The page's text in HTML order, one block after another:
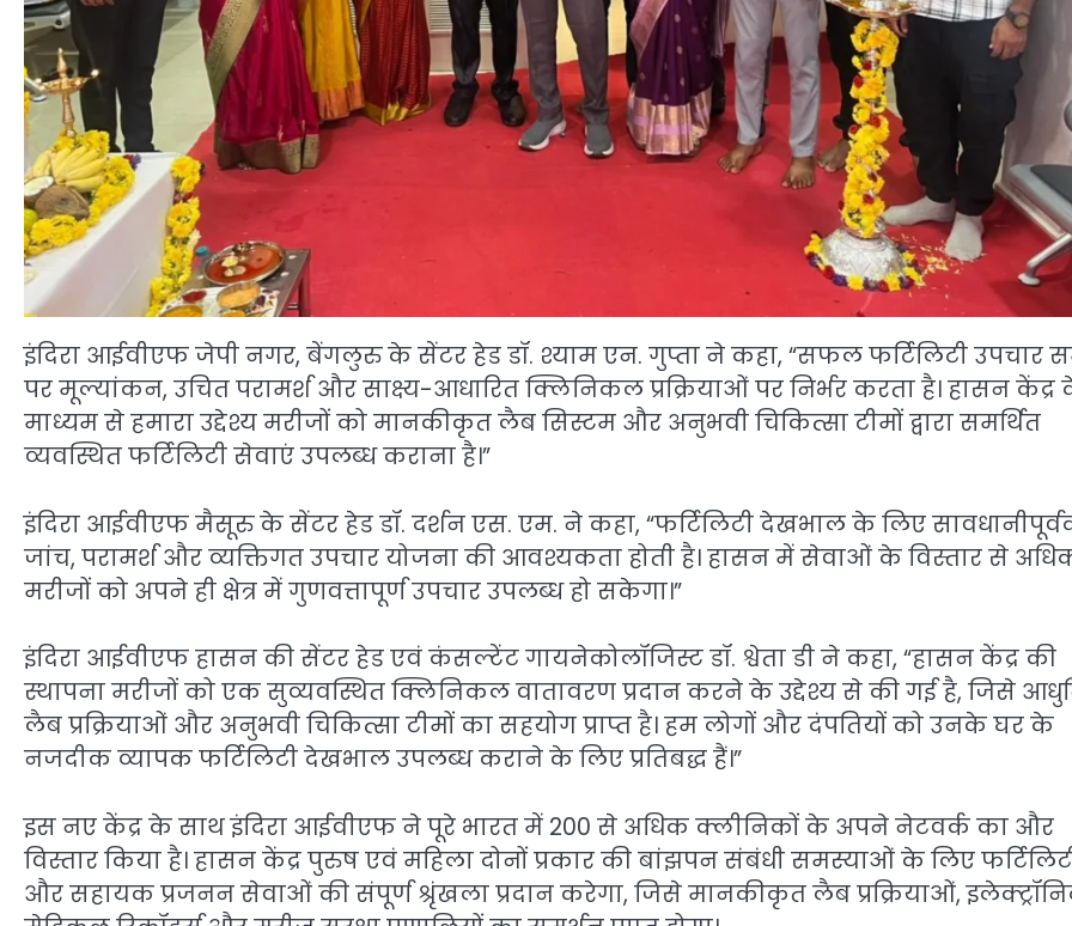
इंदिरा आईवीएफ जेपी नगर, बेंगलुरु के सेंटर हेड डॉ. श्याम एन. गुप्ता ने कहा, “सफल फर्टिलिटी उपचार
पर मूल्यांकन, उचित परामर्श और साक्ष्य-आधारित क्लिनिकल प्रक्रियाओं पर निर्भर करता है। हासन केंद्र
माध्यम से हमारा उद्देश्य मरीजों को मानकीकृत लैब सिस्टम और अनुभवी चिकित्सा टीमों द्वारा समर्थित
व्यवस्थित फर्टिलिटी सेवाएं उपलब्ध कराना है।”
इंदिरा आईवीएफ मैसूरु के सेंटर हेड डॉ. दर्शन एस. एम. ने कहा, “फर्टिलिटी देखभाल के लिए
जांच, परामर्श और व्यक्तिगत उपचार योजना की आवश्यकता होती है। हासन में सेवाओं के विस्तार से
मरीजों को अपने ही क्षेत्र में गुणवत्तापूर्ण उपचार उपलब्ध हो सकेगा।”
इंदिरा आईवीएफ हासन की सेंटर हेड एवं कंसल्टेंट गायनेकोलॉजिस्ट डॉ. श्वेता डी ने कहा, “हासन केंद्र की
स्थापना मरीजों को एक सुव्यवस्थित क्लिनिकल वातावरण प्रदान करने के उद्देश्य से की गई है, जिसे
लैब प्रक्रियाओं और अनुभवी चिकित्सा टीमों का सहयोग प्राप्त है। हम लोगों और दंपतियों को उनके घर के
नजदीक व्यापक फर्टिलिटी देखभाल उपलब्ध कराने के लिए प्रतिबद्ध हैं।”
इस नए केंद्र के साथ इंदिरा आईवीएफ ने पूरे भारत में 200 से अधिक क्लीनिकों के अपने नेटवर्क का और
विस्तार किया है। हासन केंद्र पुरुष एवं महिला दोनों प्रकार की बांझपन संबंधी समस्याओं के लिए
और सहायक प्रजनन सेवाओं की संपूर्ण श्रृंखला प्रदान करेगा, जिसे मानकीकृत लैब प्रक्रियाओं,